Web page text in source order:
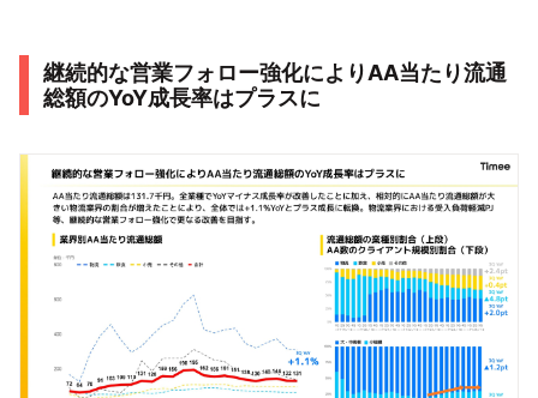
継続的な営業フォロー強化によりAA当たり流通
総額のYoY成長率はプラスに